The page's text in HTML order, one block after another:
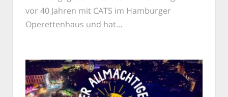
vor 40 Jahren mit CATS im Hamburger
Operettenhaus und hat…